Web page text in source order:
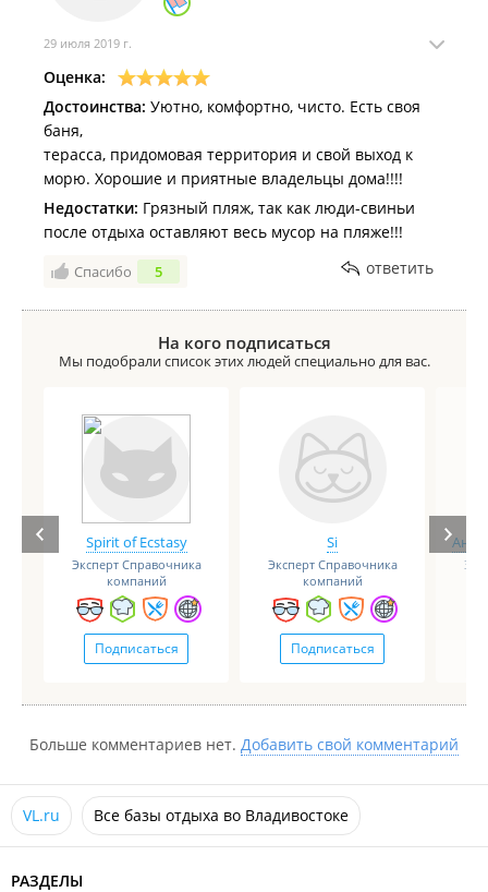
вашей семье за замечательный отдых! Всех благ и
процветания!
29 июля 2019 г.
Оценка:
Достоинства: Уютно, комфортно, чисто. Есть своя
баня,
терасса, придомовая территория и свой выход к
морю. Хорошие и приятные владельцы дома!!!!
Недостатки: Грязный пляж, так как люди-свиньи
после отдыха оставляют весь мусор на пляже!!!
Спасибо 5 ответить
На кого подписаться
Мы подобрали список этих людей специально для вас.
Spirit of Ecstasy
Эксперт Справочника
компаний
Подписаться
Si
Эксперт Справочника
компаний
Подписаться
Больше комментариев нет. Добавить свой комментарий
VL.ru Все базы отдыха во Владивостоке
РАЗДЕЛЫ